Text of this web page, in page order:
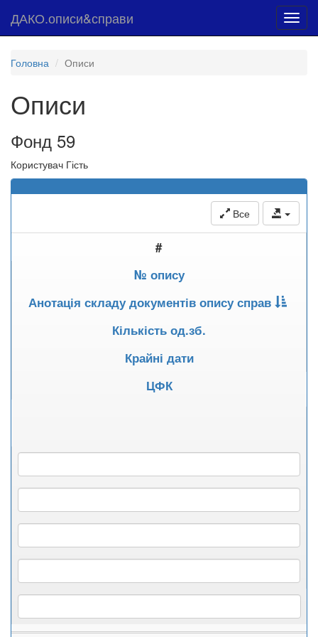
ДАКО.описи&справи
Головна Описи
Описи
Фонд 59
Користувач Гість
Все
#
№ опису
Анотація складу документів опису справ
Кількість од.зб.
Крайні дати
ЦФК